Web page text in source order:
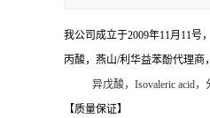
我公司成立于2009年11月11号
丙酸，燕山/利华益苯酚代理
异戊酸，Isovaleric acid
【质量保证】